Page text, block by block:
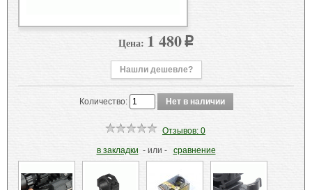
Цена: 1 480 p
Нашли дешевле?
Количество:
Отзывов: 0
в закладки - или - сравнение